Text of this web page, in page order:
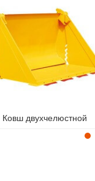
Ковш двухчелюстной